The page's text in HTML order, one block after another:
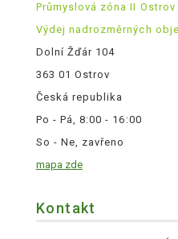
Průmyslová zóna II
Výdej nadrozměrných
Dolní Žďár 104
363 01 Ostrov
Česká republika
Po - Pá, 8:00 - 16:00
So - Ne, zavřeno
mapa zde
Kontakt